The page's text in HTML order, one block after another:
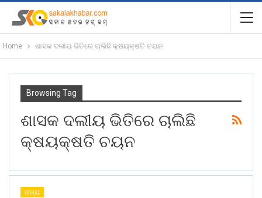
Home ଶାସକ ଦଲୀୟ ଭିତିରେ ଚାଲିଛି କ୍ଷୟକ୍ଷତି ଚୟନ
Browsing Tag
ଶାସକ ଦଲୀୟ ଭିତିରେ ଚାଲିଛି
କ୍ଷୟକ୍ଷତି ଚୟନ
ରାଜ୍ୟ